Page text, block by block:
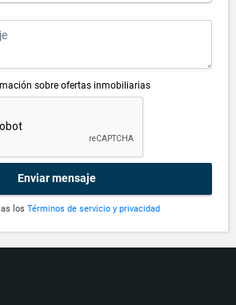
sobre ofertas inmobiliarias
Enviar mensaje
los Términos de servicio y privacidad